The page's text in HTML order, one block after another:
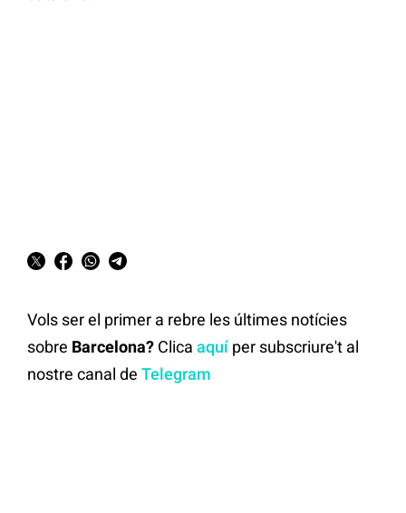
Vols ser el primer a rebre les últimes notícies
sobre Barcelona? Clica aquíper subscriure't al
nostre canal de Telegram